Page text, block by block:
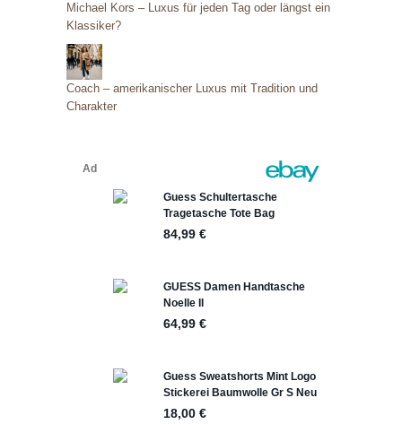
Michael Kors – Luxus für jeden Tag oder längst ein
Klassiker?
Coach – amerikanischer Luxus mit Tradition und
Charakter